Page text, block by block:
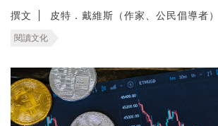
撰文 皮特．戴維斯（作家、公民倡導者）
閱讀文化